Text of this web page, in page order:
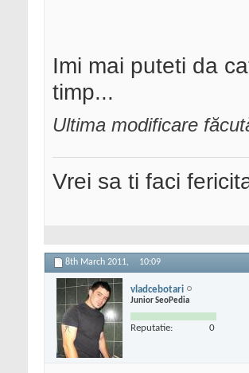
Imi mai puteti da
timp...
Ultima modificare
Vrei sa ti faci
8th March 2011, 10:09
vladcebotari
Junior SeoPedia
Reputatie: 0